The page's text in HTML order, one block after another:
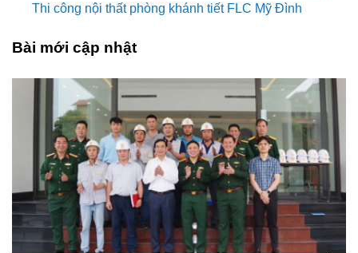
Thi công nội thất phòng khánh tiết FLC Mỹ Đình
Bài mới cập nhật